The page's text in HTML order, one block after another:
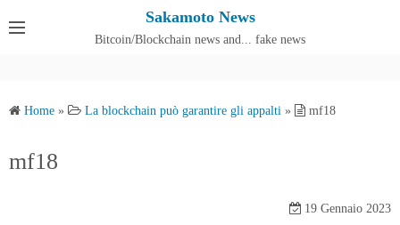
Sakamoto News
Bitcoin/Blockchain news and... fake news
Home » La blockchain può garantire gli appalti » mf18
mf18
19 Gennaio 2023